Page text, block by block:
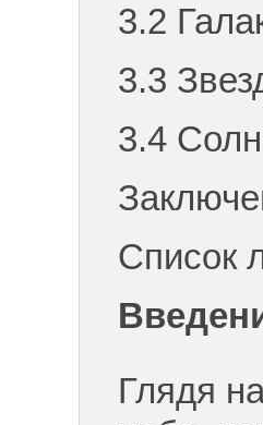
3.2
3.3
3.4
Список
Глядя